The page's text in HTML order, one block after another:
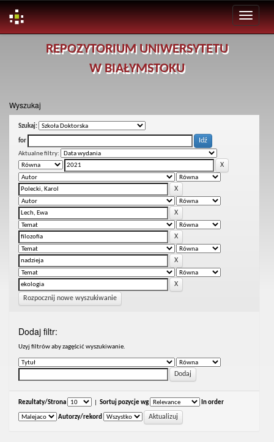
REPOZYTORIUM UNIWERSYTETU
W BIAŁYMSTOKU
Wyszukaj
Szukaj:
for
Aktualne filtry:
Rozpocznij nowe wyszukiwanie
Dodaj filtr:
Uzyj filtrów aby zagęścić wyszukiwanie.
Rezultaty/Strona Sortuj pozycje wg In order
Autorzy/rekord